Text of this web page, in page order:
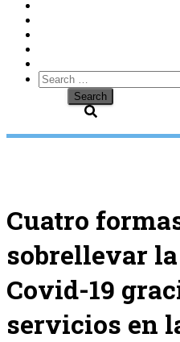
Search
for:
Cuatro
sobrellevar
Covid-19
servicios en